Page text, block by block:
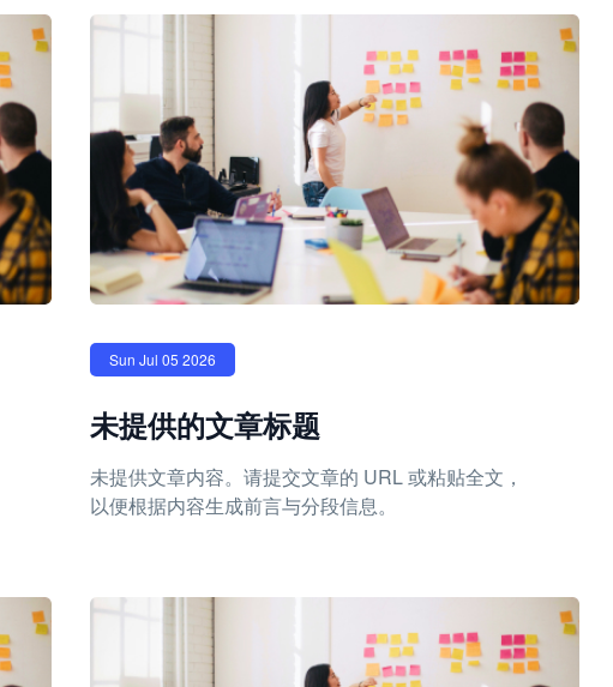
Sun Jul 05 2026
未提供的文章标题
未提供文章内容。请提交文章的 URL 或粘贴全文，
以便根据内容生成前言与分段信息。